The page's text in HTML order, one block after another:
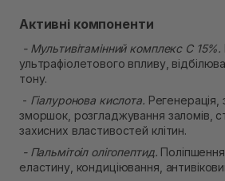
Активні компоненти
- Мультивітамінний комплекс С 15%.
ультрафіолетового впливу,
тону.
- Гіалуронова кислота.
зморшок, розгладжування заломів,
захисних властивостей клітин.
- Пальмітоіл олігопептид.
еластину, кондиціювання,